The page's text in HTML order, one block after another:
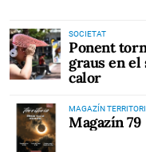
SOCIETAT
Ponent
graus en el
calor
MAGAZÍN
Magazín 79